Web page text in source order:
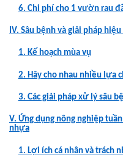
6. Chi phí cho 1 vườn rau
IV. Sâu bệnh và giải pháp
1. Kế hoạch mùa vụ
2. Hãy cho nhau nhiều lựa
3. Các giải pháp xử lý sâu
V. Ứng dụng nông nghiệp
nhựa
1. Lợi ích cá nhân và trách